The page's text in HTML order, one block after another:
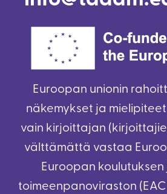
Euroopan unionin
näkemykset ja
vain kirjoittajan
välttämättä vastaa
Euroopan
toimeenpanoviraston